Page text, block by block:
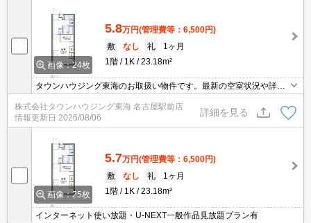
画像：24枚
5.8万円(管理費等：6,500円)
敷
なし 礼
1ヶ月
1階
1K 23.18m²
タウンハウジング東海のお取扱い物件です。最新の空室状況や詳細
などお気軽にお問い合わせください。
株式会社タウンハウジング東海 名古屋駅前店
情報更新日 2026/08/06
詳細を見る
画像：25枚
5.7万円(管理費等：6,500円)
敷
なし 礼
1ヶ月
1階
1K 23.18m²
インターネット使い放題・U-NEXT一般作品見放題プラン有